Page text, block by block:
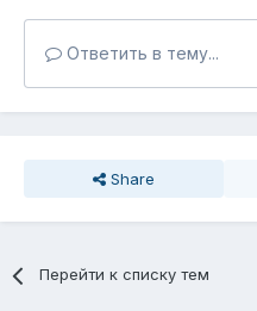
Ответить в тему...
Share
Перейти к списку тем